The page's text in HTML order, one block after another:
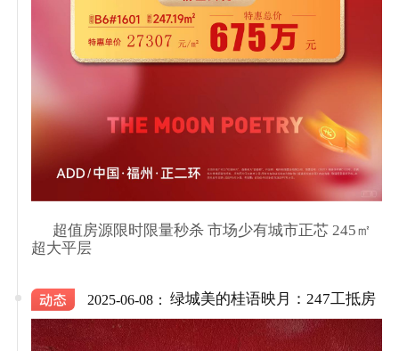
超大平层
2025-06-08： 绿城美的桂语映月：247工抵房